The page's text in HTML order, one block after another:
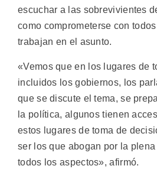
escuchar a las sobrevivientes
como comprometerse con
trabajan en el asunto.
«Vemos que en los lugares de
incluidos los gobiernos, los
que se discute el tema, se
la política, algunos tienen
estos lugares de toma de
ser los que abogan por la
todos los aspectos», afirmó.